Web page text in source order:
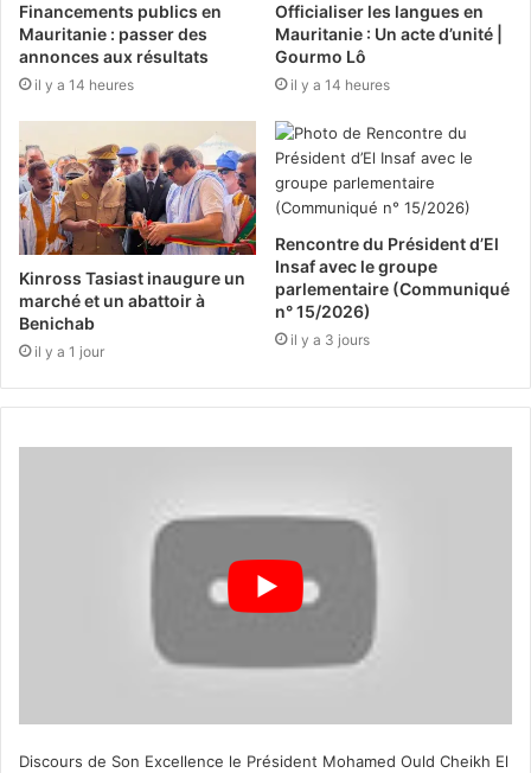
Financements publics en
Mauritanie : passer des
annonces aux résultats
il y a 14 heures
Officialiser les langues en
Mauritanie : Un acte d’unité |
Gourmo Lô
il y a 14 heures
Kinross Tasiast inaugure un
marché et un abattoir à
Benichab
il y a 1 jour
Rencontre du Président d’El
Insaf avec le groupe
parlementaire (Communiqué
n° 15/2026)
il y a 3 jours
Discours de Son Excellence le Président Mohamed Ould Cheikh El